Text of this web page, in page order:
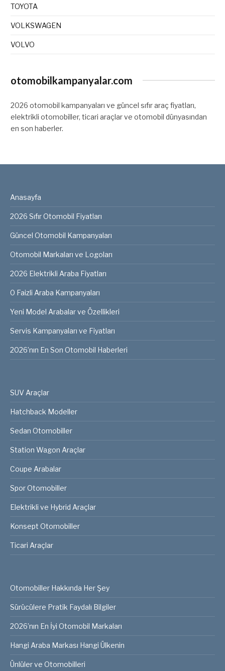
TOYOTA
VOLKSWAGEN
VOLVO
otomobilkampanyalar.com
2026 otomobil kampanyaları ve güncel sıfır araç fiyatları,
elektrikli otomobiller, ticari araçlar ve otomobil dünyasından
en son haberler.
Anasayfa
2026 Sıfır Otomobil Fiyatları
Güncel Otomobil Kampanyaları
Otomobil Markaları ve Logoları
2026 Elektrikli Araba Fiyatları
0 Faizli Araba Kampanyaları
Yeni Model Arabalar ve Özellikleri
Servis Kampanyaları ve Fiyatları
2026’nın En Son Otomobil Haberleri
SUV Araçlar
Hatchback Modeller
Sedan Otomobiller
Station Wagon Araçlar
Coupe Arabalar
Spor Otomobiller
Elektrikli ve Hybrid Araçlar
Konsept Otomobiller
Ticari Araçlar
Otomobiller Hakkında Her Şey
Sürücülere Pratik Faydalı Bilgiler
2026’nın En İyi Otomobil Markaları
Hangi Araba Markası Hangi Ülkenin
Ünlüler ve Otomobilleri